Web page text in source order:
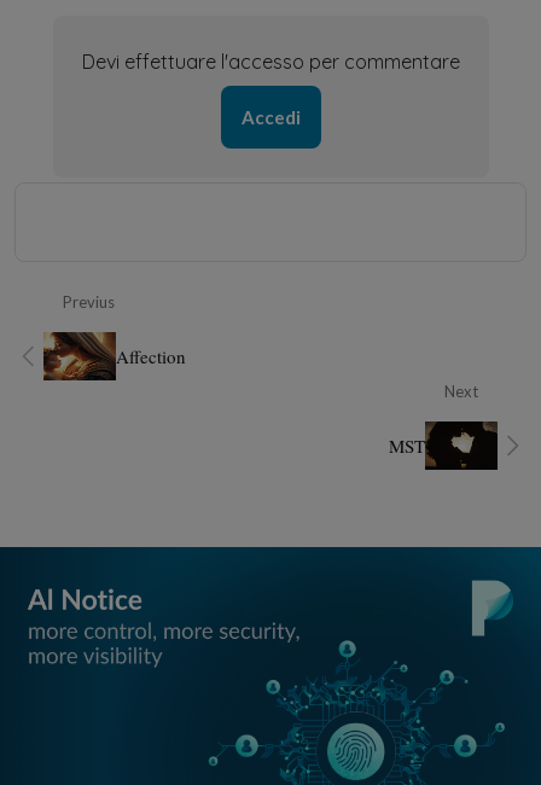
Devi effettuare l'accesso per commentare
Accedi
Previus
Affection
Next
MST